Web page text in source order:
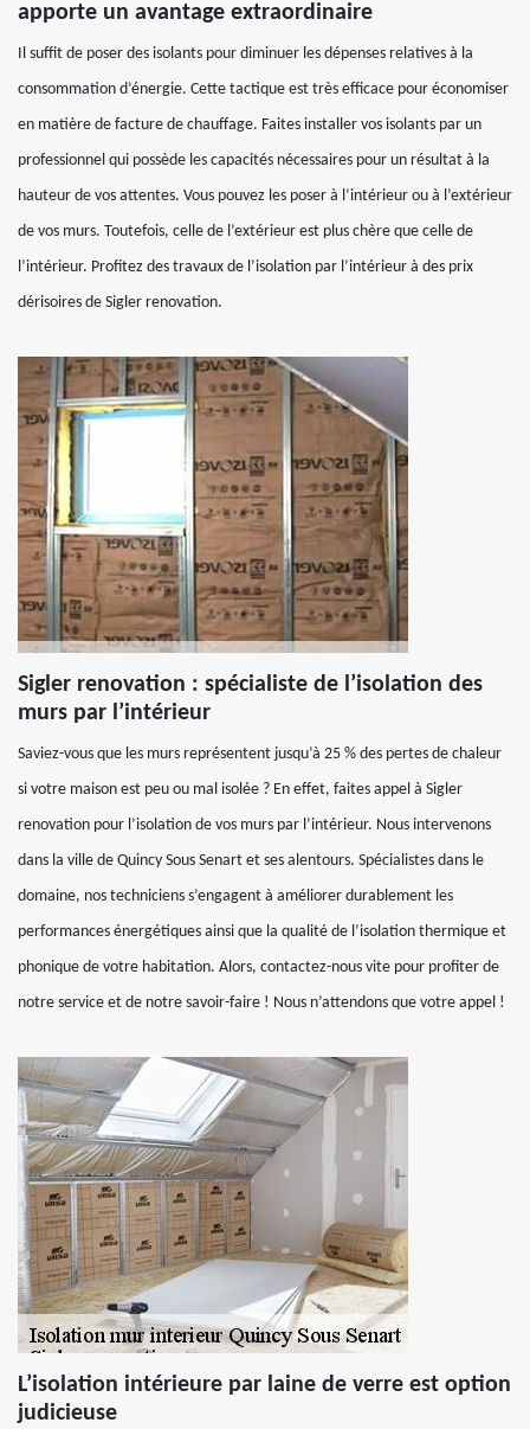
apporte un avantage extraordinaire
Il suffit de poser des isolants pour diminuer les dépenses relatives à la
consommation d’énergie. Cette tactique est très efficace pour économiser
en matière de facture de chauffage. Faites installer vos isolants par un
professionnel qui possède les capacités nécessaires pour un résultat à la
hauteur de vos attentes. Vous pouvez les poser à l’intérieur ou à l’extérieur
de vos murs. Toutefois, celle de l’extérieur est plus chère que celle de
l’intérieur. Profitez des travaux de l’isolation par l’intérieur à des prix
dérisoires de Sigler renovation.
Sigler renovation : spécialiste de l’isolation des
murs par l’intérieur
Saviez-vous que les murs représentent jusqu’à 25 % des pertes de chaleur
si votre maison est peu ou mal isolée ? En effet, faites appel à Sigler
renovation pour l’isolation de vos murs par l’intérieur. Nous intervenons
dans la ville de Quincy Sous Senart et ses alentours. Spécialistes dans le
domaine, nos techniciens s’engagent à améliorer durablement les
performances énergétiques ainsi que la qualité de l’isolation thermique et
phonique de votre habitation. Alors, contactez-nous vite pour profiter de
notre service et de notre savoir-faire ! Nous n’attendons que votre appel !
L’isolation intérieure par laine de verre est option
judicieuse